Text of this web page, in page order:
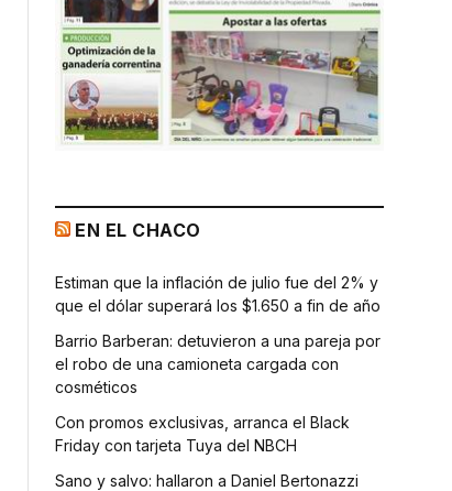
EN EL CHACO
Estiman que la inflación de julio fue del 2% y
que el dólar superará los $1.650 a fin de año
Barrio Barberan: detuvieron a una pareja por
el robo de una camioneta cargada con
cosméticos
Con promos exclusivas, arranca el Black
Friday con tarjeta Tuya del NBCH
Sano y salvo: hallaron a Daniel Bertonazzi